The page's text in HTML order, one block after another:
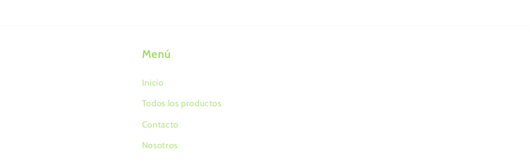
Menú
Inicio
Todos los productos
Contacto
Nosotros